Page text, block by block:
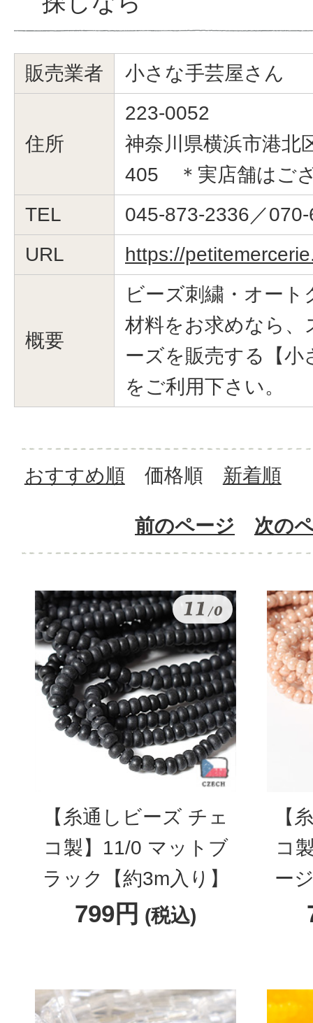
販売業者 小さな手芸屋さん
住所
223-0052
神奈川県横浜市港北
405 ＊実店舗はご
TEL
045-873-2336／
URL
https://
概要
ビーズ刺繍・オー
材料をお求めなら
ーズを販売する【小
をご利用下さい。
おすすめ順 価格順 新着順
前のページ 次の
【糸通しビーズ チェ
コ製】11/0 マットブ
ラック【約3m入り】
799円 (税込)
【
コ
ー